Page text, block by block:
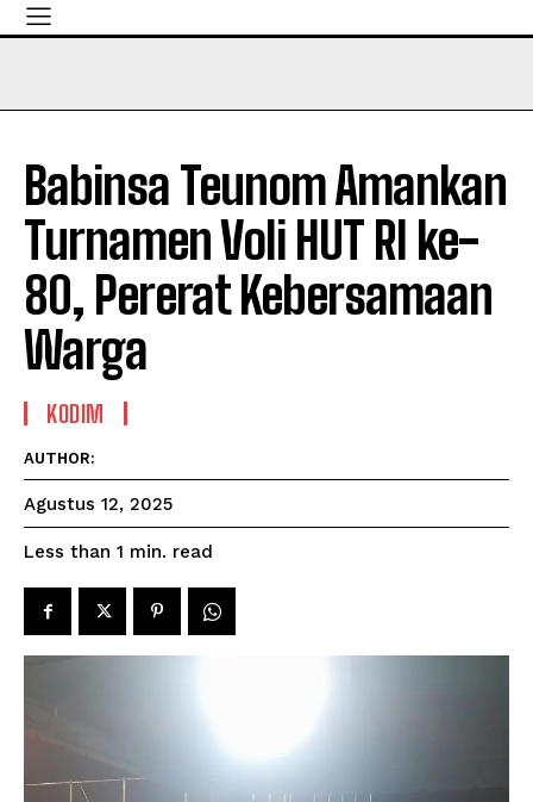
Babinsa Teunom Amankan
Turnamen Voli HUT RI ke-
80, Pererat Kebersamaan
Warga
KODIM
AUTHOR:
Agustus 12, 2025
Less than 1 min. read